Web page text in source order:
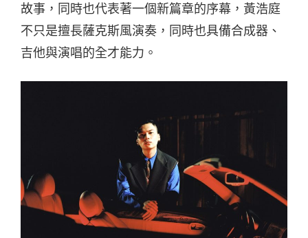
故事，同時也代表著一個新篇章的序幕，黃浩庭
不只是擅長薩克斯風演奏，同時也具備合成器、
吉他與演唱的全才能力。